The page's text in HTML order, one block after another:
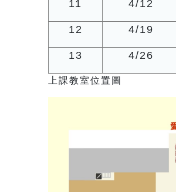
11 4/12
12 4/19
13 4/26
上課教室位置圖